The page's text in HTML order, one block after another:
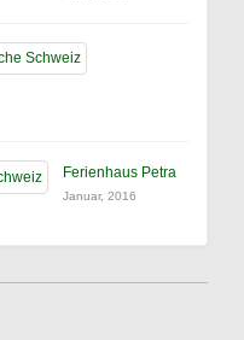
Ferienhaus Petra
Januar, 2016